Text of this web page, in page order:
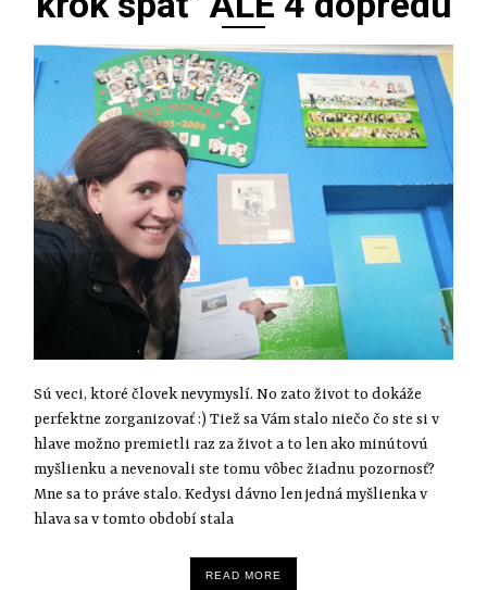
Sú veci, ktoré človek nevymyslí. No zato život to dokáže
perfektne zorganizovať :) Tiež sa Vám stalo niečo čo ste si v
hlave možno premietli raz za život a to len ako minútovú
myšlienku a nevenovali ste tomu vôbec žiadnu pozornosť?
Mne sa to práve stalo. Kedysi dávno len jedná myšlienka v
hlava sa v tomto období stala
READ MORE